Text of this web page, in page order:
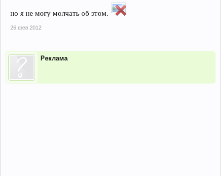
но я не могу молчать об этом.
26 фев 2012
Реклама